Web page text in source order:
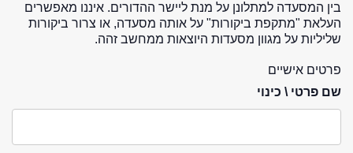
בין המסעדה למתלונן על מנת ליישר ההדורים. איננו מאפשרים
העלאת "מתקפת ביקורות" על אותה מסעדה, או צרור ביקורות
שליליות על מגוון מסעדות היוצאות ממחשב זהה.
פרטים אישיים
שם פרטי \ כינוי